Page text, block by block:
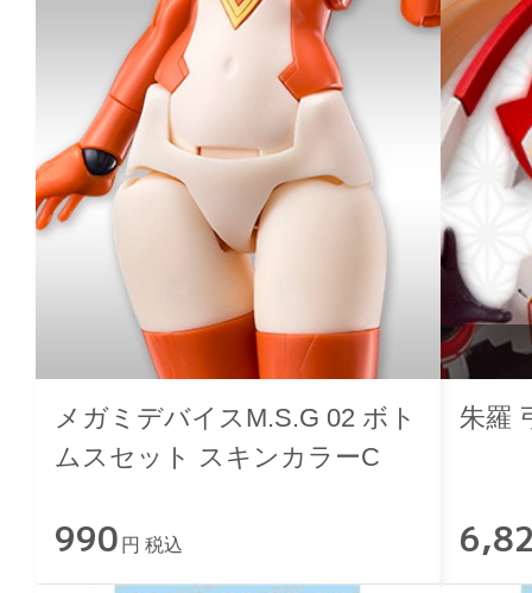
メガミデバイスM.S.G 02 ボト
ムスセット スキンカラーC
990 円 税込
朱羅